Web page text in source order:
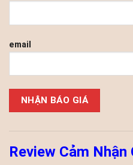
email
Please leave this field empty.
Review Cảm